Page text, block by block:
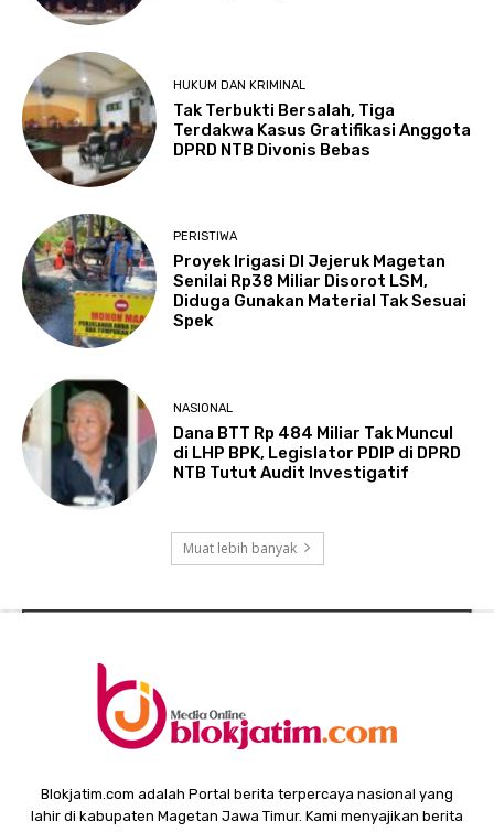
HUKUM DAN KRIMINAL
Tak Terbukti Bersalah, Tiga
Terdakwa Kasus Gratifikasi Anggota
DPRD NTB Divonis Bebas
PERISTIWA
Proyek Irigasi DI Jejeruk Magetan
Senilai Rp38 Miliar Disorot LSM,
Diduga Gunakan Material Tak Sesuai
Spek
NASIONAL
Dana BTT Rp 484 Miliar Tak Muncul
di LHP BPK, Legislator PDIP di DPRD
NTB Tutut Audit Investigatif
Muat lebih banyak
Blokjatim.com adalah Portal berita terpercaya nasional yang
lahir di kabupaten Magetan Jawa Timur. Kami menyajikan berita